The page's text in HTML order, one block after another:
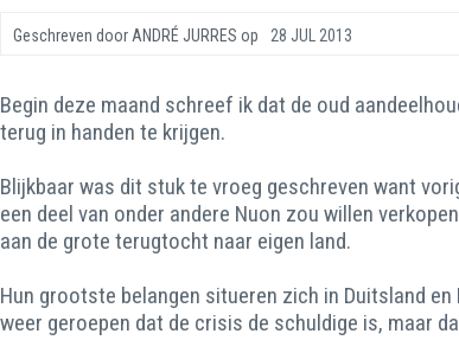
Geschreven door ANDRÉ JURRES op 28 JUL 2013
Begin deze maand schreef ik dat de oud
terug in handen te krijgen.
Blijkbaar was dit stuk te vroeg geschreven want
een deel van onder andere Nuon zou willen
aan de grote terugtocht naar eigen land.
Hun grootste belangen situeren zich in Duitsland
weer geroepen dat de crisis de schuldige is, maar